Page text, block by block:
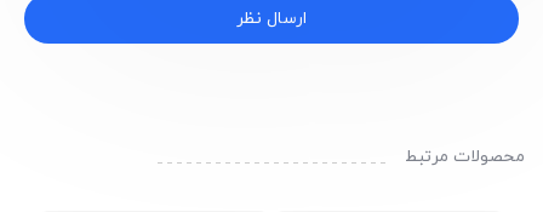
ارسال نظر
محصولات مرتبط